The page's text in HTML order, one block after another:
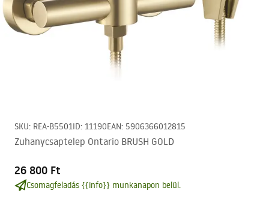
SKU: REA-B5501ID: 11190EAN: 5906366012815
Zuhanycsaptelep Ontario BRUSH GOLD
26 800 Ft
Csomagfeladás {{info}} munkanapon belül.